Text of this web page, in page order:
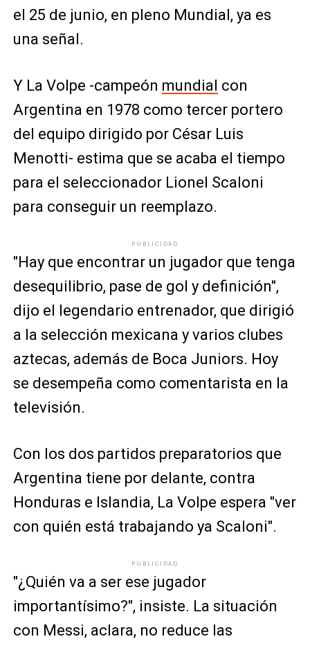
el 25 de junio, en pleno Mundial, ya es
una señal.
Y La Volpe -campeón mundial con
Argentina en 1978 como tercer portero
del equipo dirigido por César Luis
Menotti- estima que se acaba el tiempo
para el seleccionador Lionel Scaloni
para conseguir un reemplazo.
PUBLICIDAD
"Hay que encontrar un jugador que tenga
desequilibrio, pase de gol y definición",
dijo el legendario entrenador, que dirigió
a la selección mexicana y varios clubes
aztecas, además de Boca Juniors. Hoy
se desempeña como comentarista en la
televisión.
Con los dos partidos preparatorios que
Argentina tiene por delante, contra
Honduras e Islandia, La Volpe espera "ver
con quién está trabajando ya Scaloni".
PUBLICIDAD
"¿Quién va a ser ese jugador
importantísimo?", insiste. La situación
con Messi, aclara, no reduce las